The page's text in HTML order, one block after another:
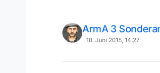
ArmA 3
18. Juni 2015, 14:27